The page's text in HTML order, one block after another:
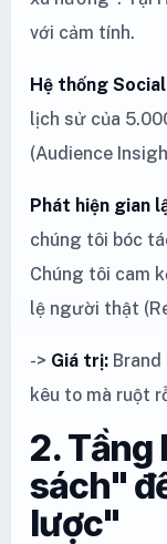
với cảm tính.
Hệ thống
lịch sử của
(Audience
Phát hiện gian
chúng tôi bóc
Chúng tôi cam
lệ người thật
-> Giá trị:
kêu to mà ruột
2. Tầng
sách"
lược"